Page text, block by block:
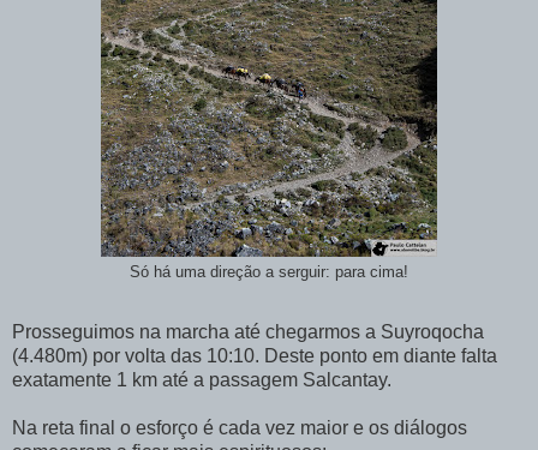
Só há uma direção a serguir: para cima!
Prosseguimos na marcha até chegarmos a Suyroqocha
(4.480m) por volta das 10:10. Deste ponto em diante falta
exatamente 1 km até a passagem Salcantay.
Na reta final o esforço é cada vez maior e os diálogos